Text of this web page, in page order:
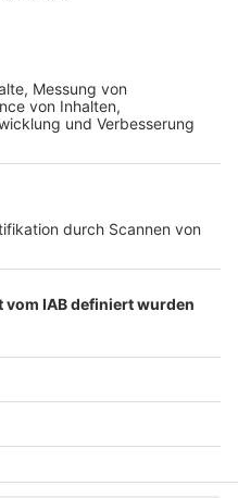
Der Wochenbericht
wurde zum 31. Juli 2026
eingestellt.